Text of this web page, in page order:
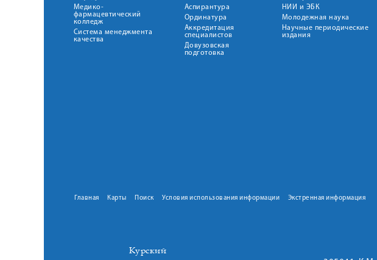
Медико-
фармацевтический
колледж
Система менеджмента
качества
Аспирантура
Ординатура
Аккредитация
специалистов
Довузовская
подготовка
НИИ и ЭБК
Молодежная наука
Научные периодические
издания
Главная Карты Поиск Условия использования информации Экстренная информация
Курский